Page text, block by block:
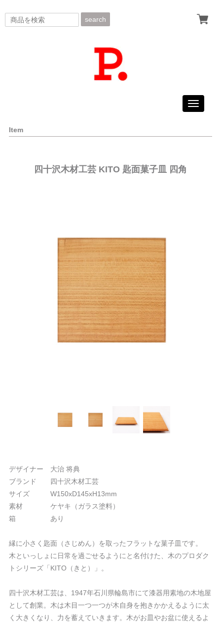
search
Toggle
Item
四十沢木材工芸 KITO 匙面菓子皿 四角
デザイナー 大治 将典
ブランド 四十沢木材工芸
サイズ W150xD145xH13mm
素材 ケヤキ（ガラス塗料）
箱 あり
縁に小さく匙面（さじめん）を取ったフラットな菓子皿です。
木といっしょに日常を過ごせるようにと名付けた、木のプロダク
トシリーズ「KITO（きと）」。
四十沢木材工芸は、1947年石川県輪島市にて漆器用素地の木地屋
として創業。木は木目一つ一つが木自身を抱きかかえるように太
く大きくなり、力を蓄えていきます。木がお皿やお盆に使えるよ